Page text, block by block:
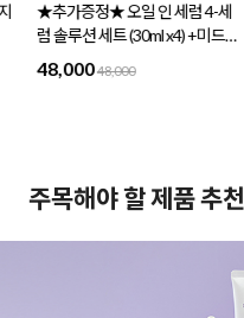
★추가증정★ 오일 인 세럼 4-세
럼 솔루션 세트 (30ml x4) +미드나
이트스페셜 세트 1세트 증정
48,00048,000
주목해야 할 제품 추천